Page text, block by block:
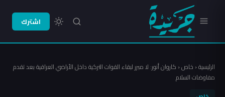
اشترك
الرئيسية‹ خاص‹ كاروان أنور: لا مبرر لبقاء القوات التركية داخل الأراضي العراقية بعد تقدم
مفاوضات السلام